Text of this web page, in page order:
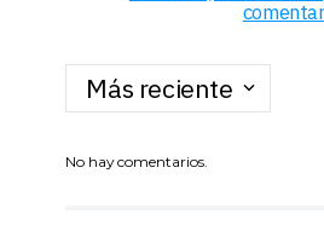
Más reciente
No hay comentarios.